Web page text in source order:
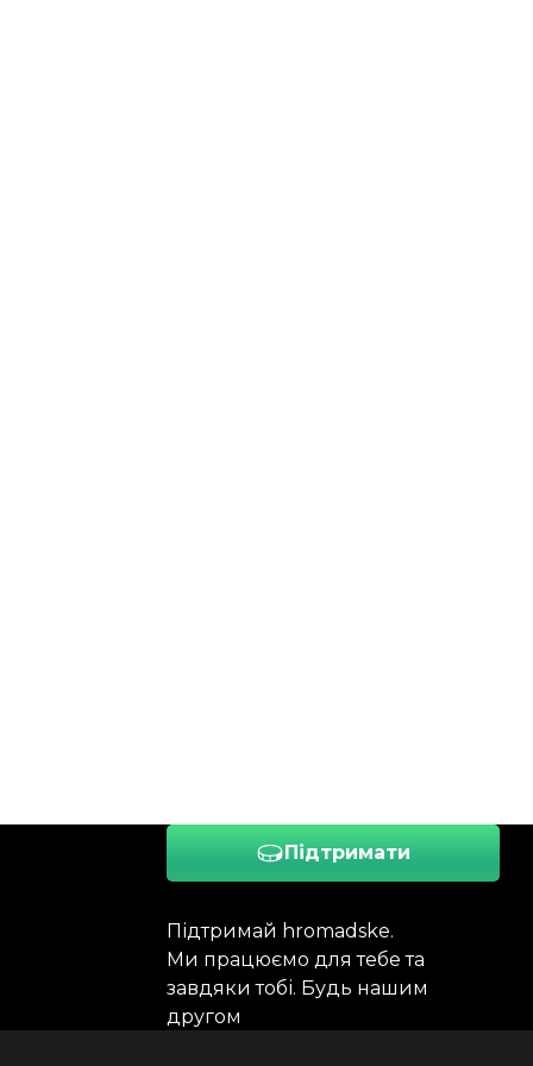
Підтримати
Підтримай hromadske.
Ми працюємо для тебе та
завдяки тобі. Будь нашим
другом